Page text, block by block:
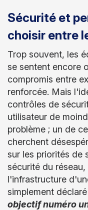
Sécurité et
choisir entre
Trop souvent, les
se sentent encore
compromis entre
renforcée. Mais
contrôles de
utilisateur de
problème ; un de
cherchent
sur les priorités de
sécurité du
l'infrastructure
simplement déclaré
objectif numéro